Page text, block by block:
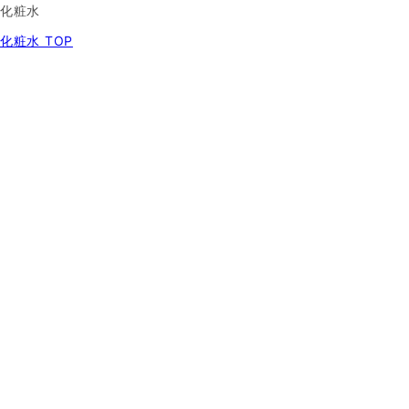
化粧水
化粧水 TOP